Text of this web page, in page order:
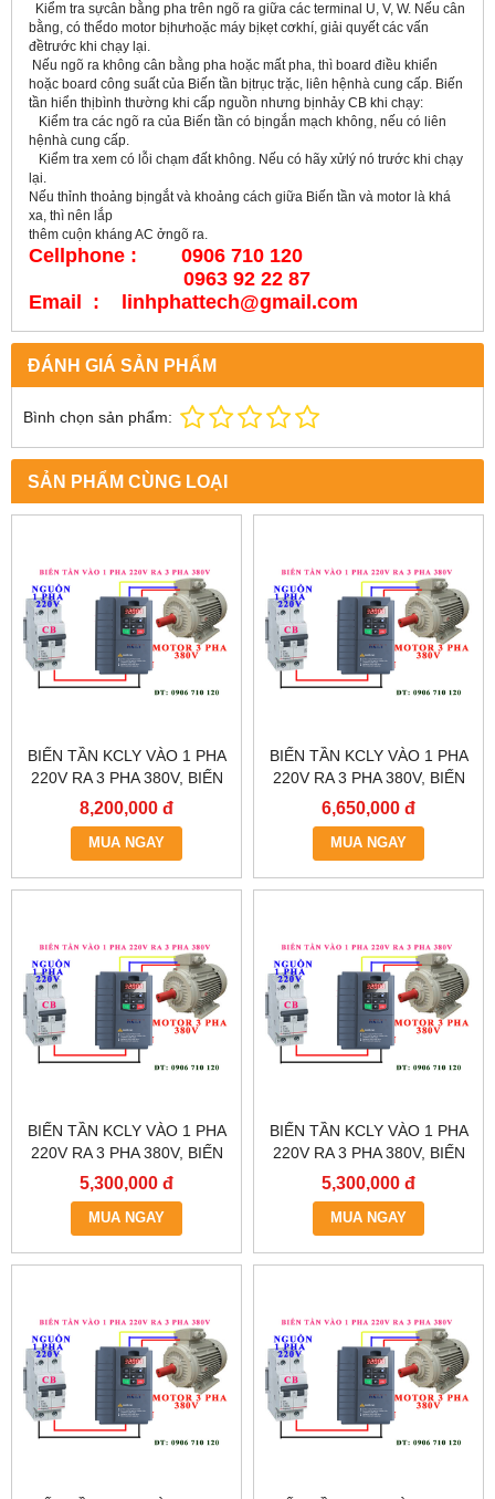
Kiểm tra sựcân bằng pha trên ngõ ra giữa các terminal U, V, W. Nếu cân
bằng, có thểdo motor bịhưhoặc máy bịkẹt cơkhí, giải quyết các vấn
đềtrước khi chạy lại.
Nếu ngõ ra không cân bằng pha hoặc mất pha, thì board điều khiển
hoặc board công suất của Biến tần bịtrục trặc, liên hệnhà cung cấp. Biến
tần hiển thịbình thường khi cấp nguồn nhưng bịnhảy CB khi chạy:
Kiểm tra các ngõ ra của Biến tần có bịngắn mạch không, nếu có liên
hệnhà cung cấp.
Kiểm tra xem có lỗi chạm đất không. Nếu có hãy xửlý nó trước khi chạy
lại.
Nếu thỉnh thoảng bịngắt và khoảng cách giữa Biến tần và motor là khá
xa, thì nên lắp
thêm cuộn kháng AC ởngõ ra.
Cellphone : 0906 710 120
0963 92 22 87
Email : linhphattech@gmail.com
ĐÁNH GIÁ SẢN PHẨM
Bình chọn sản phẩm:
SẢN PHẨM CÙNG LOẠI
BIẾN TẦN KCLY VÀO 1 PHA
220V RA 3 PHA 380V, BIẾN
TẦN KCLY KOC600-011GT3-
B
8,200,000 đ
MUA NGAY
BIẾN TẦN KCLY VÀO 1 PHA
220V RA 3 PHA 380V, BIẾN
TẦN KCLY KOC600-
7R5GT3-B
6,650,000 đ
MUA NGAY
BIẾN TẦN KCLY VÀO 1 PHA
220V RA 3 PHA 380V, BIẾN
TẦN KCLY KOC600-
5R5GT3-B
5,300,000 đ
MUA NGAY
BIẾN TẦN KCLY VÀO 1 PHA
220V RA 3 PHA 380V, BIẾN
TẦN KCLY KOC600-
3R7GT3-B
5,300,000 đ
MUA NGAY